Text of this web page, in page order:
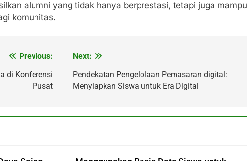
alumni yang tidak hanya berprestasi, tetapi juga mampu
komunitas.
Previous:
di Konferensi
Pusat
Next:
Pendekatan Pengelolaan Pemasaran digital:
Menyiapkan Siswa untuk Era Digital